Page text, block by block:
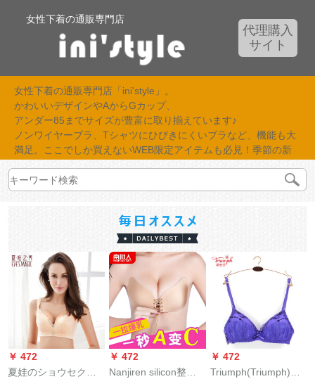
女性下着の通販専門店
代理購入
サイト
女性下着の通販専門店「ini'style」。
かわいいデザインやAからGカップ、
アンダー85までサイズが豊富に取り揃えています♪
ノンワイヤーブラ、Tシャツにひびきにくいブラなど、機能も大
満足。ここでしか買えないWEB限定アイテムも必見！季節の新
￥ 472
夏娃のショウセクシ-
￥ 472
Nanjiren silicon整形
￥ 472
Triumph(Triumph)日